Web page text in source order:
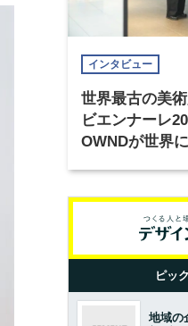
インタビュー
世界最古の美
ビエンナーレ
OWNDが世界
ピッ
地域の